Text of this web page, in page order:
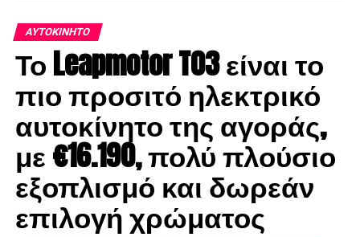
ΑΥΤΟΚΊΝΗΤΟ
Το Leapmotor T03 είναι το
πιο προσιτό ηλεκτρικό
αυτοκίνητο της αγοράς,
με €16.190, πολύ πλούσιο
εξοπλισμό και δωρεάν
επιλογή χρώματος